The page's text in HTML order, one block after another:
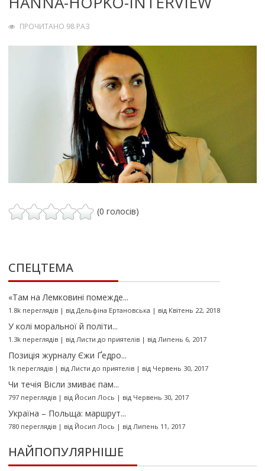
ПРОЧИТАНО 98 РАЗ
(0 голосів)
СПЕЦТЕМА
«Там на Лемковині помежде...
1.8k переглядів| від Дельфіна Ертановська | від Квітень 22, 2018
У колі моральної й політи...
1.3k переглядів| від Листи до приятелів| від Липень 6, 2017
Позиція журналу Єжи Ґедро...
1k переглядів| від Листи до приятелів| від Червень 30, 2017
Чи течія Вісли змиває пам...
797 переглядів| від Йосип Лось | від Червень 30, 2017
Україна – Польща: маршрут...
780 переглядів| від Йосип Лось | від Липень 11, 2017
НАЙПОПУЛЯРНІШЕ